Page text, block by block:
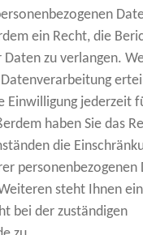
ein Recht, die
Daten zu verlangen.
Einwilligung jederzeit
haben Sie das
die
personenbezogenen
steht Ihnen ein
bei der zuständigen